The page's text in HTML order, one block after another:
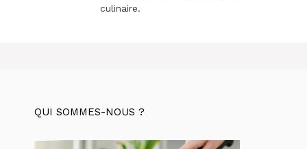
culinaire.
QUI SOMMES-NOUS ?